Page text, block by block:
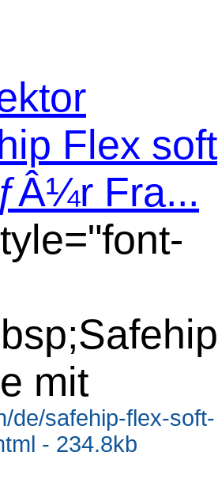
Flex soft
Fra...
mit
de/safehip-flex-soft-
- 234.8kb